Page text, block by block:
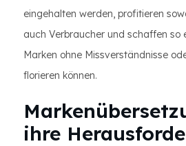
eingehalten werden, profitieren
auch Verbraucher und schaffen so
Marken ohne Missverständnisse
florieren können.
ihre